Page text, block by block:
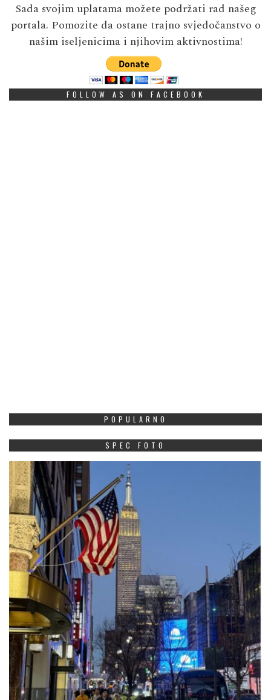
Sada svojim uplatama možete podržati rad našeg
portala. Pomozite da ostane trajno svjedočanstvo o
našim iseljenicima i njihovim aktivnostima!
FOLLOW AS ON FACEBOOK
POPULARNO
SPEC FOTO